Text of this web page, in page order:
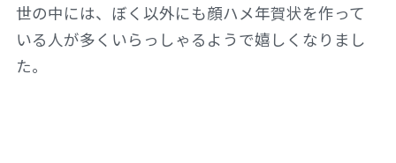
世の中には、ぼく以外にも顔ハメ年賀状を作って
いる人が多くいらっしゃるようで嬉しくなりまし
た。